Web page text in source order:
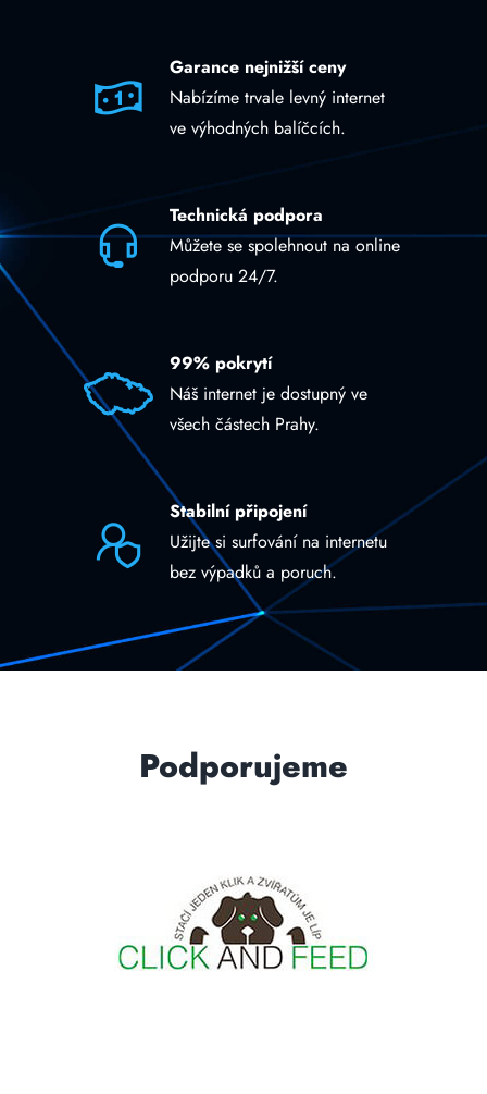
Garance nejnižší ceny
Nabízíme trvale levný internet
ve výhodných balíčcích.
Technická podpora
Můžete se spolehnout na online
podporu 24/7.
99% pokrytí
Náš internet je dostupný ve
všech částech Prahy.
Stabilní připojení
Užijte si surfování na internetu
bez výpadků a poruch.
Podporujeme